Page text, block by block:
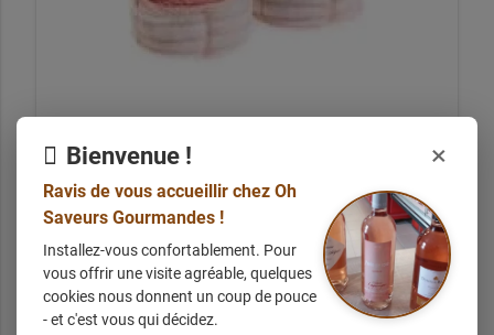
tournedos
Bienvenue ! ×
Ravis de vous accueillir chez Oh
Saveurs Gourmandes !
Installez-vous confortablement. Pour
vous offrir une visite agréable, quelques
cookies nous donnent un coup de pouce
- et c'est vous qui décidez.